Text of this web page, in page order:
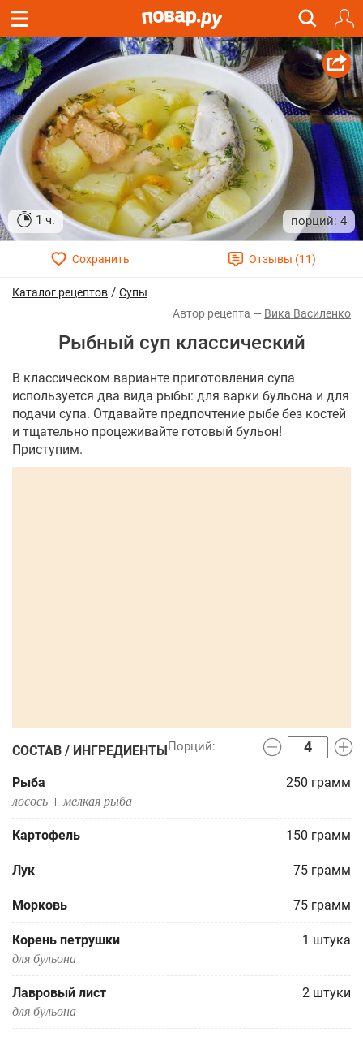
1 ч. 4
Каталог рецептов / Супы
Вика Василенко
Рыбный суп классический
В классическом варианте приготовления супа
используется два вида рыбы: для варки бульона и для
подачи супа. Отдавайте предпочтение рыбе без костей
и тщательно процеживайте готовый бульон!
Приступим.
СОСТАВ / ИНГРЕДИЕНТЫ
Рыба 250 грамм
лосось + мелкая рыба
Картофель 150 грамм
Лук 75 грамм
Морковь 75 грамм
Корень петрушки 1 штука
для бульона
Лавровый лист 2 штуки
для бульона